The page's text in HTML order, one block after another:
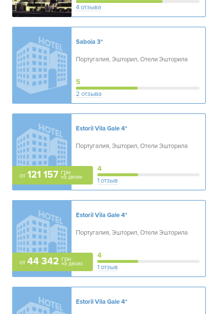
4 отзыва
Saboia3*
Португалия, Эшторил, Отели Эшторила
5
2 отзыва
от 121 157 грн
на двоих
Estoril Vila Gale4*
Португалия, Эшторил, Отели Эшторила
4
1 отзыв
от 44 342 грн
на двоих
Estoril Vila Gale4*
Португалия, Эшторил, Отели Эшторила
4
1 отзыв
Estoril Vila Gale4*